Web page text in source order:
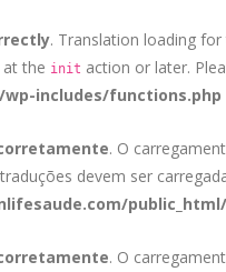
. Translation loading for
the init action or later.
wp-includes/functions.php
. O
devem ser
. O